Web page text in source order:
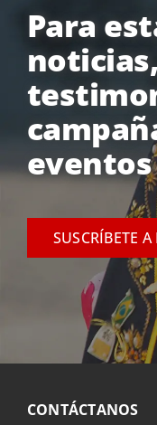
Para
eventos
SUSCRÍBETE
CONTÁCTANOS